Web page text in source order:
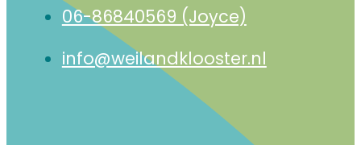
06-86840569 (Joyce)
info@weilandklooster.nl